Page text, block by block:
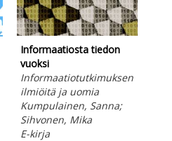
Informaatiosta tiedon
vuoksi
Informaatiotutkimuksen
ilmiöitä ja uomia
Kumpulainen, Sanna;
Sihvonen, Mika
E-kirja